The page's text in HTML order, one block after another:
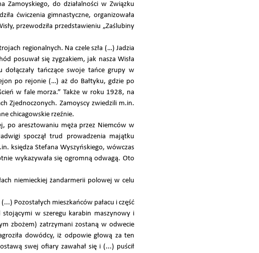
Zamoyskiego, do działalności w Związku
ćwiczenia gimnastyczne, organizowała
przewodziła przedstawieniu „Zaślubiny
regionalnych. Na czele szła (…) Jadzia
posuwał się zygzakiem, jak nasza Wisła
tańczące swoje tańce grupy w
po rejonie (…) aż do Bałtyku, gdzie po
w fale morza.” Także w roku 1928, na
Zjednoczonych. Zamoyscy zwiedzili m.in.
chicagowskie rzeźnie.
po aresztowaniu męża przez Niemców w
spoczął trud prowadzenia majątku
księdza Stefana Wyszyńskiego, wówczas
wykazywała się ogromną odwagą. Oto
niemieckiej żandarmerii polowej w celu
Pozostałych mieszkańców pałacu i część
stojącymi w szeregu karabin maszynowy i
zbożem) zatrzymani zostaną w odwecie
dowódcy, iż odpowie głową za ten
swej ofiary zawahał się i (...) puścił